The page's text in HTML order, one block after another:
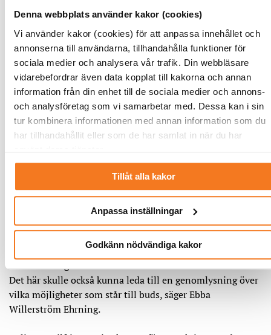
Denna webbplats använder kakor (cookies)
Vi använder kakor (cookies) för att anpassa innehållet och
annonserna till användarna, tillhandahålla funktioner för
sociala medier och analysera vår trafik. Din webbläsare
vidarebefordrar även data kopplat till kakorna och annan
information från din enhet till de sociala medier och annons-
och analysföretag som vi samarbetar med. Dessa kan i sin
tur kombinera informationen med annan information som du
har tillhandahållit eller som de har samlat in när du har
använt deras tjänster.
Tillåt alla kakor
Anpassa inställningar
Godkänn nödvändiga kakor
Elmotorer står för cirka 40 procent av Sveriges
elanvändning – till exempel i form av fläktar, pumpar och
kompressorer – och här kan minst 5 TWh frigöras.
Nytt program för effektivisering
Redan idag är de flesta av dessa åtgärder lönsamma – men
ändå genomförs ganska lite, bland annat på grund av brist
på kunskap och kapital. Därför föreslår Fossilfritt Sverige
ett nytt brett program för energieffektivisering för att
minska användningen av el och effekt. De menar att
regeringen bör ge Energimyndigheten i uppdrag att utreda
ett sådant förslag som ska vara öppet för alla företag med
en energianvändning på över 28 GWh, till exempel
– Vårt förslag är att införa ett omvänt auktionssystem, där
olika aktörer kan lägga bud för att effektivisera sin
elanvändning enskilt eller i samverkan med andra aktörer.
Det här skulle också kunna leda till en genomlysning över
vilka möjligheter som står till buds, säger Ebba
Willerström Ehrning.